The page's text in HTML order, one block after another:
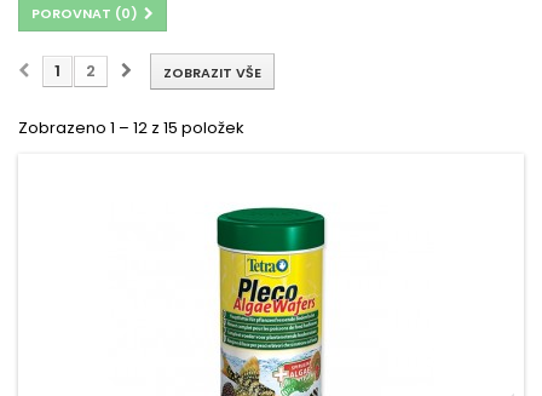
POROVNAT (0)
ZOBRAZIT VŠE
1 2
Zobrazeno 1 – 12 z 15 položek